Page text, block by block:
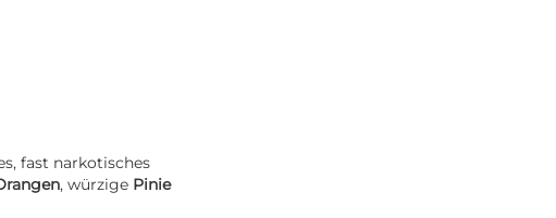
fast narkotisches
, würzige Pinie